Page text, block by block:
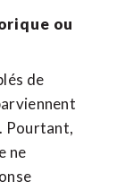
ou
de
Pourtant,
ne